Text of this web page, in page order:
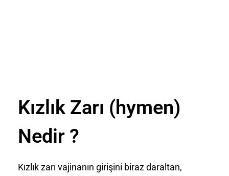
Kızlık Zarı (hymen)
Nedir ?
Kızlık zarı vajinanın girişini biraz daraltan,